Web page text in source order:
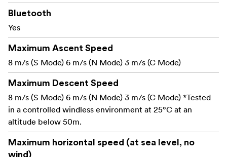
I FreeMotion skal du blot pege på controlleren og
trykke på aftrækkeren, så bevæger dronen sig i den
for en mere traditionel fornemmelse.
Smarte flyvetilstande -Værktøjer som Sky Path,
Sky Genie og Deep Track hjælper dig med at
optage planlagte ruter, automatiske
kamerabevægelser og motivsporing for mere
stabile, gentagelige billeder.
Bluetooth
Yes
Maximum Ascent Speed
8 m/s (S Mode) 6 m/s (N Mode) 3 m/s (C Mode)
Maximum Descent Speed
8 m/s (S Mode) 6 m/s (N Mode) 3 m/s (C Mode) *Tested
in a controlled windless environment at 25°C at an
altitude below 50m.
Maximum horizontal speed (at sea level, no
wind)